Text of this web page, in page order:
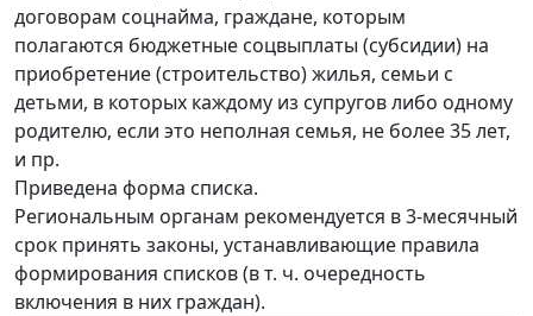
договорам соцнайма, граждане, которым
полагаются бюджетные соцвыплаты (субсидии) на
приобретение (строительство) жилья, семьи с
детьми, в которых каждому из супругов либо одному
родителю, если это неполная семья, не более 35 лет,
и пр.
Приведена форма списка.
Региональным органам рекомендуется в 3-месячный
срок принять законы, устанавливающие правила
формирования списков (в т. ч. очередность
включения в них граждан).